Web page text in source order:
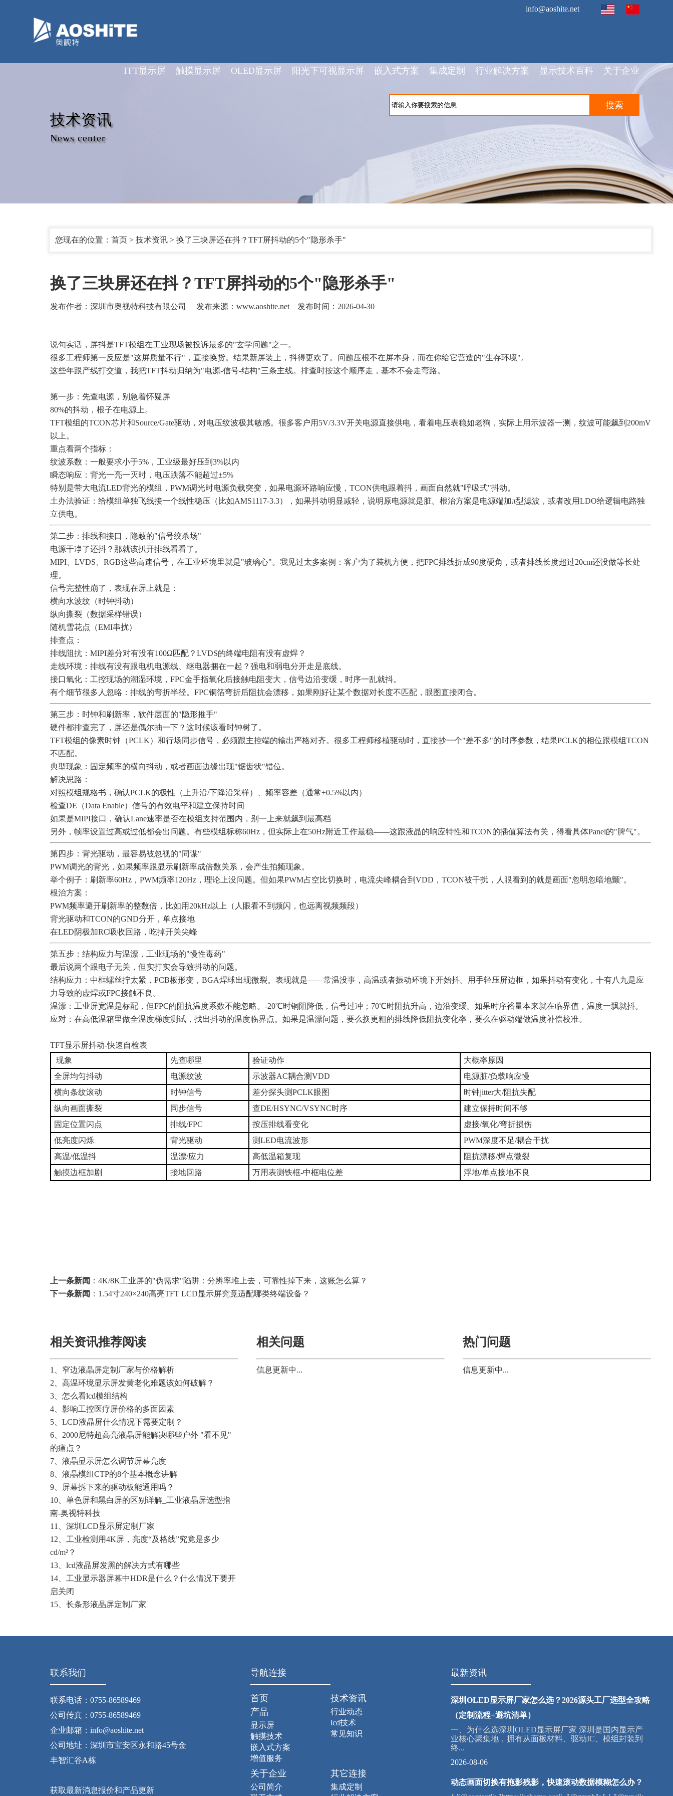
info@aoshite.net
搜索
关于企业
显示技术百科
行业解决方案
集成定制
嵌入式方案
阳光下可视显示屏
OLED显示屏
触摸显示屏
TFT显示屏
技术资讯
News center
您现在的位置： 首页 > 技术资讯 > 换了三块屏还在抖？TFT屏抖动的5个"隐形杀手"
换了三块屏还在抖？TFT屏抖动的5个"隐形杀手"
发布作者：深圳市奥视特科技有限公司 发布来源：www.aoshite.net 发布时间：2026-04-30
说句实话，屏抖是TFT模组在工业现场被投诉最多的"玄学问题"之一。
很多工程师第一反应是"这屏质量不行"，直接换货。结果新屏装上，抖得更欢了。问题压根不在屏本身，而在你给它营造的"生存环境"。
这些年跟产线打交道，我把TFT抖动归纳为"电源-信号-结构"三条主线。排查时按这个顺序走，基本不会走弯路。
第一步：先查电源，别急着怀疑屏
80%的抖动，根子在电源上。
TFT模组的TCON芯片和Source/Gate驱动，对电压纹波极其敏感。很多客户用5V/3.3V开关电源直接供电，看着电压表稳如老狗，实际上用示波器一测，纹波可能飙到200mV
以上。
重点看两个指标：
纹波系数：一般要求小于5%，工业级最好压到3%以内
瞬态响应：背光一亮一灭时，电压跌落不能超过±5%
特别是带大电流LED背光的模组，PWM调光时电源负载突变，如果电源环路响应慢，TCON供电跟着抖，画面自然就"呼吸式"抖动。
土办法验证：给模组单独飞线接一个线性稳压（比如AMS1117-3.3），如果抖动明显减轻，说明原电源就是脏。根治方案是电源端加π型滤波，或者改用LDO给逻辑电路独
立供电。
第二步：排线和接口，隐蔽的"信号绞杀场"
电源干净了还抖？那就该扒开排线看看了。
MIPI、LVDS、RGB这些高速信号，在工业环境里就是"玻璃心"。我见过太多案例：客户为了装机方便，把FPC排线折成90度硬角，或者排线长度超过20cm还没做等长处
理。
信号完整性崩了，表现在屏上就是：
横向水波纹（时钟抖动）
纵向撕裂（数据采样错误）
随机雪花点（EMI串扰）
排查点：
排线阻抗：MIPI差分对有没有100Ω匹配？LVDS的终端电阻有没有虚焊？
走线环境：排线有没有跟电机电源线、继电器捆在一起？强电和弱电分开走是底线。
接口氧化：工控现场的潮湿环境，FPC金手指氧化后接触电阻变大，信号边沿变缓，时序一乱就抖。
有个细节很多人忽略：排线的弯折半径。FPC铜箔弯折后阻抗会漂移，如果刚好让某个数据对长度不匹配，眼图直接闭合。
第三步：时钟和刷新率，软件层面的"隐形推手"
硬件都排查完了，屏还是偶尔抽一下？这时候该看时钟树了。
TFT模组的像素时钟（PCLK）和行场同步信号，必须跟主控端的输出严格对齐。很多工程师移植驱动时，直接抄一个"差不多"的时序参数，结果PCLK的相位跟模组TCON
不匹配。
典型现象：固定频率的横向抖动，或者画面边缘出现"锯齿状"错位。
解决思路：
对照模组规格书，确认PCLK的极性（上升沿/下降沿采样）、频率容差（通常±0.5%以内）
检查DE（Data Enable）信号的有效电平和建立保持时间
如果是MIPI接口，确认Lane速率是否在模组支持范围内，别一上来就飙到最高档
另外，帧率设置过高或过低都会出问题。有些模组标称60Hz，但实际上在50Hz附近工作最稳——这跟液晶的响应特性和TCON的插值算法有关，得看具体Panel的"脾气"。
第四步：背光驱动，最容易被忽视的"同谋"
PWM调光的背光，如果频率跟显示刷新率成倍数关系，会产生拍频现象。
举个例子：刷新率60Hz，PWM频率120Hz，理论上没问题。但如果PWM占空比切换时，电流尖峰耦合到VDD，TCON被干扰，人眼看到的就是画面"忽明忽暗地颤"。
根治方案：
PWM频率避开刷新率的整数倍，比如用20kHz以上（人眼看不到频闪，也远离视频频段）
背光驱动和TCON的GND分开，单点接地
在LED阴极加RC吸收回路，吃掉开关尖峰
第五步：结构应力与温漂，工业现场的"慢性毒药"
最后说两个跟电子无关，但实打实会导致抖动的问题。
结构应力：中框螺丝拧太紧，PCB板形变，BGA焊球出现微裂。表现就是——常温没事，高温或者振动环境下开始抖。用手轻压屏边框，如果抖动有变化，十有八九是应
力导致的虚焊或FPC接触不良。
温漂：工业屏宽温是标配，但FPC的阻抗温度系数不能忽略。-20℃时铜阻降低，信号过冲；70℃时阻抗升高，边沿变缓。如果时序裕量本来就在临界值，温度一飘就抖。
应对：在高低温箱里做全温度梯度测试，找出抖动的温度临界点。如果是温漂问题，要么换更粗的排线降低阻抗变化率，要么在驱动端做温度补偿校准。
TFT显示屏抖动-快速自检表
现象
先查哪里 验证动作
大概率原因
全屏均匀抖动
电源纹波 示波器AC耦合测VDD
电源脏/负载响应慢
横向条纹滚动
时钟信号 差分探头测PCLK眼图
时钟jitter大/阻抗失配
纵向画面撕裂
同步信号 查DE/HSYNC/VSYNC时序
建立保持时间不够
固定位置闪点
排线/FPC 按压排线看变化
虚接/氧化/弯折损伤
低亮度闪烁
背光驱动 测LED电流波形
PWM深度不足/耦合干扰
高温/低温抖
温漂/应力 高低温箱复现
阻抗漂移/焊点微裂
触摸边框加剧
接地回路 万用表测铁框-中框电位差 浮地/单点接地不良
上一条新闻 ： 4K/8K工业屏的"伪需求"陷阱：分辨率堆上去，可靠性掉下来，这账怎么算？
下一条新闻 ： 1.54寸240×240高亮TFT LCD显示屏究竟适配哪类终端设备？
相关资讯推荐阅读
1、 窄边液晶屏定制厂家与价格解析
2、 高温环境显示屏发黄老化难题该如何破解？
3、 怎么看lcd模组结构
4、 影响工控医疗屏价格的多面因素
5、 LCD液晶屏什么情况下需要定制？
6、 2000尼特超高亮液晶屏能解决哪些户外 "看不见"
的痛点？
7、 液晶显示屏怎么调节屏幕亮度
8、 液晶模组CTP的8个基本概念讲解
9、
屏幕拆下来的驱动板能通用吗？
10、 单色屏和黑白屏的区别详解_工业液晶屏选型指
南-奥视特科技
11、 深圳LCD显示屏定制厂家
12、 工业检测用4K屏，亮度“及格线”究竟是多少
cd/m²？
13、 lcd液晶屏发黑的解决方式有哪些
14、 工业显示器屏幕中HDR是什么？什么情况下要开
启关闭
15、 长条形液晶屏定制厂家
相关问题
信息更新中...
热门问题
信息更新中...
联系我们
联系电话：0755-86589469
公司传真：0755-86589469
企业邮箱：info@aoshite.net
公司地址：深圳市宝安区永和路45号金
丰智汇谷A栋
获取最新消息报价和产品更新
导航连接
首页
产品
显示屏
触摸技术
嵌入式方案
增值服务
技术资讯
行业动态
lcd技术
常见知识
关于企业
公司简介
其它连接
集成定制
最新资讯
深圳OLED显示屏厂家怎么选？2026源头工厂选型全攻略
（定制流程+避坑清单）
一、为什么选深圳OLED显示屏厂家 深圳是国内显示产
业核心聚集地，拥有从面板材料、驱动IC、模组封装到
终...
2026-08-06
动态画面切换有拖影残影，快速滚动数据模糊怎么办？